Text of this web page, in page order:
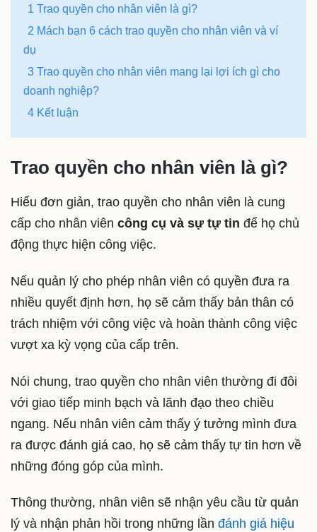
1 Trao quyền cho nhân viên là gì?
2 Mách bạn 6 cách trao quyền cho nhân viên và ví
dụ
3 Trao quyền cho nhân viên mang lại lợi ích gì cho
doanh nghiệp?
4 Kết luận
Trao quyền cho nhân viên là gì?
Hiểu đơn giản, trao quyền cho nhân viên là cung
cấp cho nhân viên công cụ và sự tự tin để họ chủ
động thực hiện công việc.
Nếu quản lý cho phép nhân viên có quyền đưa ra
nhiều quyết định hơn, họ sẽ cảm thấy bản thân có
trách nhiệm với công việc và hoàn thành công việc
vượt xa kỳ vọng của cấp trên.
Nói chung, trao quyền cho nhân viên thường đi đôi
với giao tiếp minh bạch và lãnh đạo theo chiều
ngang. Nếu nhân viên cảm thấy ý tưởng mình đưa
ra được đánh giá cao, họ sẽ cảm thấy tự tin hơn về
những đóng góp của mình.
Thông thường, nhân viên sẽ nhận yêu cầu từ quản
lý và nhận phản hồi trong những lần đánh giá hiệu